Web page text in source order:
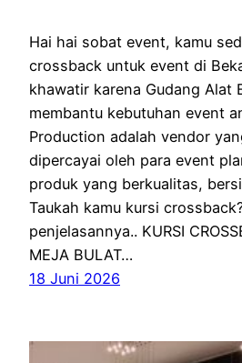
Hai hai sobat event, kamu
crossback untuk event di
khawatir karena Gudang Alat
membantu kebutuhan event
Production adalah vendor
dipercayai oleh para event
produk yang berkualitas,
Taukah kamu kursi
penjelasannya.. KURSI
MEJA BULAT…
18 Juni 2026